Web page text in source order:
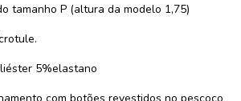
tamanho P (altura da modelo 1,75)
5%elastano